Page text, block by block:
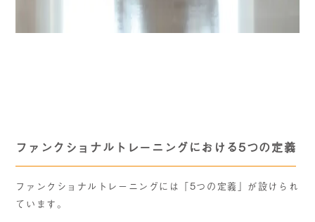
ファンクショナルトレーニングにおける5つの定義
ファンクショナルトレーニングには「5つの定義」が設けられ
ています。